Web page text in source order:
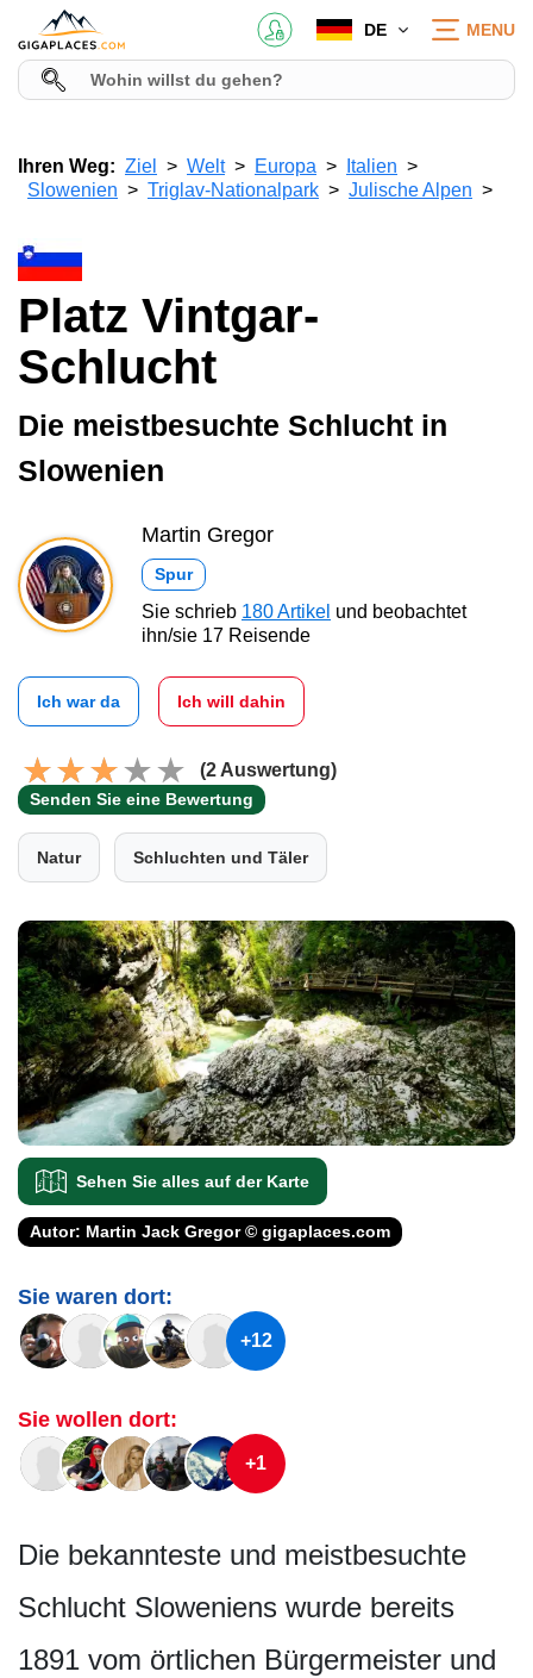
DE MENU
Ihren Weg: Ziel Welt Europa
Italien
Slowenien
Triglav-Nationalpark Julische Alpen
Platz Vintgar-
Schlucht
Die meistbesuchte Schlucht in
Slowenien
Martin Gregor
Spur
Sie schrieb 180 Artikel und beobachtet
ihn/sie 17 Reisende
Ich war da Ich will dahin
(2 Auswertung)
Senden Sie eine Bewertung
Natur Schluchten und Täler
Sehen Sie alles auf der Karte
Autor: Martin Jack Gregor © gigaplaces.com
Sie waren dort:
+12
Sie wollen dort:
+1
Die bekannteste und meistbesuchte
Schlucht Sloweniens wurde bereits
1891 vom örtlichen Bürgermeister und